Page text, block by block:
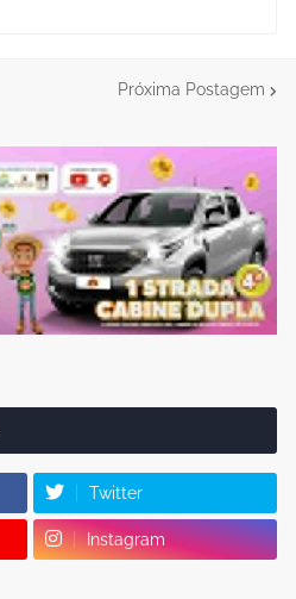
Próxima Postagem
Twitter
Instagram